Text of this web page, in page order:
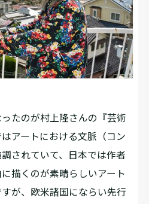
たのが村上隆さんの『芸術
アートにおける文脈（コン
されていて、日本では作者
描くのが素晴らしいアート
が、欧米諸国にならい先行